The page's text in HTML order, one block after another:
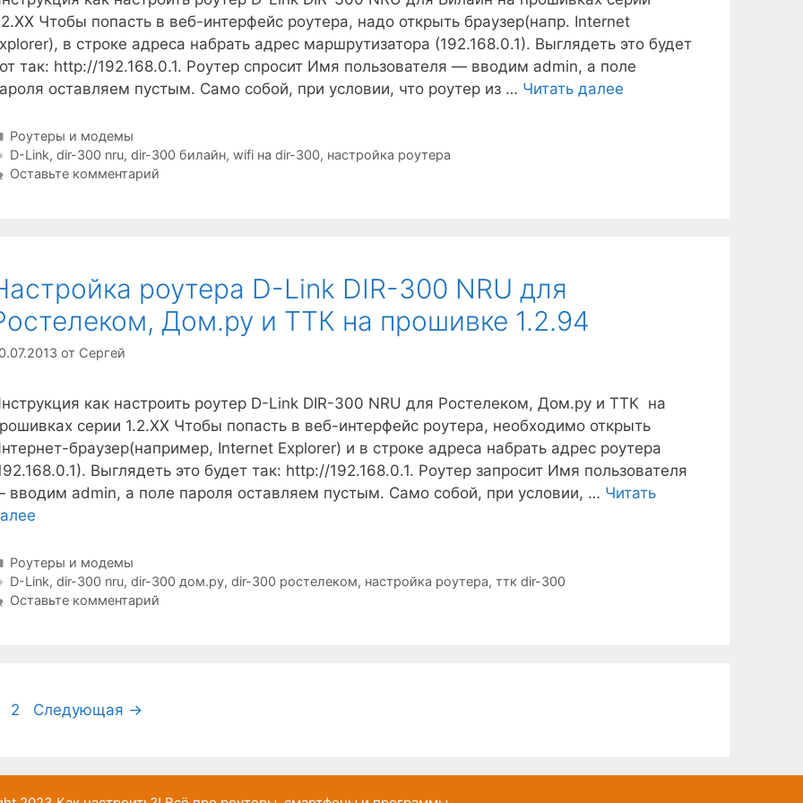
Чтобы попасть в веб-интерфейс роутера, надо открыть браузер(напр. Internet
в строке адреса набрать адрес маршрутизатора (192.168.0.1). Выглядеть это будет
так: http://192.168.0.1. Роутер спросит Имя пользователя — вводим admin, а поле
оставляем пустым. Само собой, при условии, что роутер из … Читать далее
Рубрики
Роутеры и модемы
Метки
D-Link, dir-300 nru, dir-300 билайн, wifi на dir-300, настройка роутера
Оставьте комментарий
роутера D-Link DIR-300 NRU для
Дом.ру и ТТК на прошивке 1.2.94
от Сергей
как настроить роутер D-Link DIR-300 NRU для Ростелеком, Дом.ру и ТТК на
серии 1.2.ХХ Чтобы попасть в веб-интерфейс роутера, необходимо открыть
браузер(например, Internet Explorer) и в строке адреса набрать адрес роутера
Выглядеть это будет так: http://192.168.0.1. Роутер запросит Имя пользователя
вводим admin, а поле пароля оставляем пустым. Само собой, при условии, … Читать
Рубрики
Роутеры и модемы
Метки
D-Link, dir-300 nru, dir-300 дом.ру, dir-300 ростелеком, настройка роутера, ттк dir-300
Оставьте комментарий
Страница
2 Следующая →